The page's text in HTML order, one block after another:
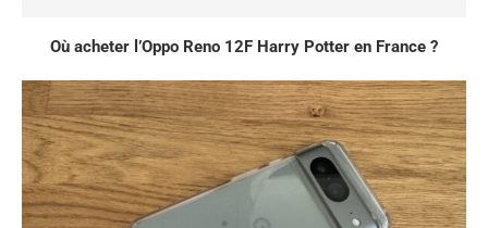
Où acheter l’Oppo Reno 12F Harry Potter en France ?